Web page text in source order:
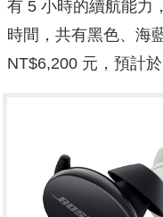
有 5 小時的續航能力
時間，共有黑色、海
NT$6,200 元，預計於